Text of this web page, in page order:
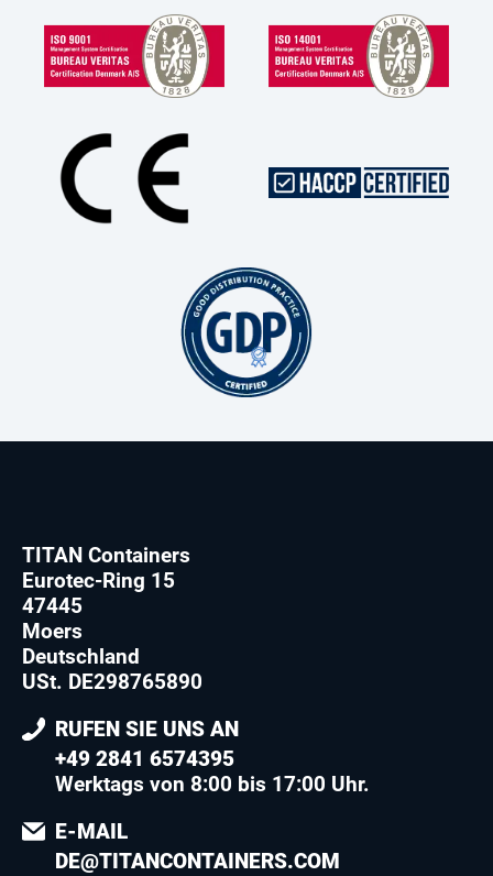
TITAN Containers
Eurotec-Ring 15
47445
Moers
Deutschland
USt. DE298765890
RUFEN SIE UNS AN
+49 2841 6574395
Werktags von 8:00 bis 17:00 Uhr.
E-MAIL
DE@TITANCONTAINERS.COM